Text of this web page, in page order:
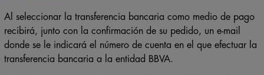
Al seleccionar la transferencia bancaria como medio de pago
recibirá, junto con la confirmación de su pedido, un e-mail
donde se le indicará el número de cuenta en el que efectuar la
transferencia bancaria a la entidad BBVA.